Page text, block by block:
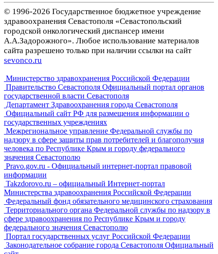
© 1996-2026 Государственное бюджетное учреждение
здравоохранения Севастополя «Севастопольский
городской онкологический диспансер имени
А.А.Задорожного». Любое использование материалов
сайта разрешено только при наличии ссылки на сайт
sevonco.ru
Министерство здравохранения Российской Федерации
Правительство Севастополя Официальный портал органов
государственной власти Севастополя
Департамент Здравоохранения города Севастополя
Официальный сайт РФ для размещения информации о
государственных учреждениях
Межрегиональное управление Федеральной службы по
надзору в сфере защиты прав потребителей и благополучия
человека по Республике Крым и городу федерального
значения Севастополю
Pravo.gov.ru - Официальный интернет-портал правовой
информации
Takzdorovo.ru – официальный Интернет-портал
Министерства здравоохранения Российской Федерации
Федеральный фонд обязательного медицинского страхования
Территориального органа Федеральной службы по надзору в
сфере здравоохранения по Республике Крым и городу
федерального значения Севастополю
Портал государственных услуг Российской Федерации
Законодательное собрание города Севастополя Официальный